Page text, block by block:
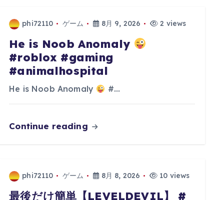
phi72110 ゲーム 8月 9, 2026 2 views
He is Noob Anomaly
#roblox #gaming
#animalhospital
He is Noob Anomaly #…
Continue reading
phi72110 ゲーム 8月 8, 2026 10 views
最後だけ簡単【LEVELDEVIL】 #